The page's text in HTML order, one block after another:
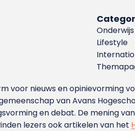
Onderwijs
Lifestyle
voor nieuws en opinievorming
van Avans
en debat. De mening
lezers ook artikelen van het